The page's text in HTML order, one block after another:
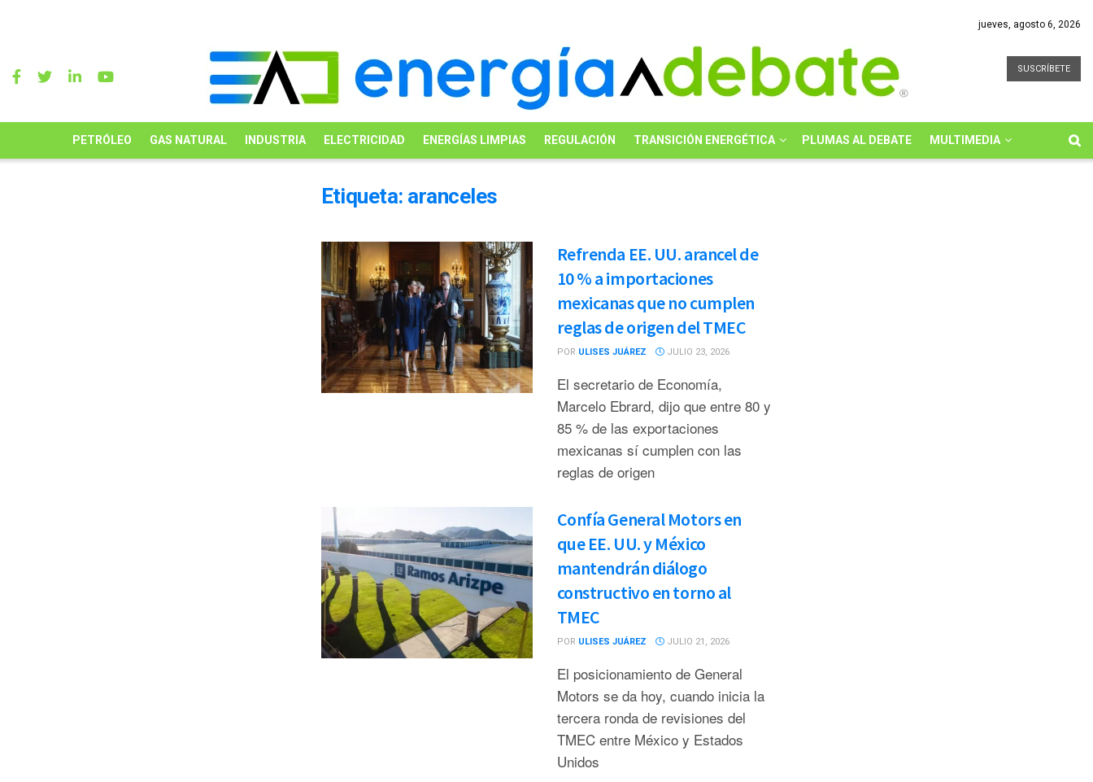
jueves, agosto 6, 2026
SUSCRÍBETE
PETRÓLEO GAS NATURAL INDUSTRIA ELECTRICIDAD ENERGÍAS LIMPIAS REGULACIÓN TRANSICIÓN ENERGÉTICA PLUMAS AL DEBATE MULTIMEDIA
Etiqueta: aranceles
Refrenda EE. UU. arancel de
10 % a importaciones
mexicanas que no cumplen
reglas de origen del TMEC
POR ULISES JUÁREZ JULIO 23, 2026
El secretario de Economía,
Marcelo Ebrard, dijo que entre 80 y
85 % de las exportaciones
mexicanas sí cumplen con las
reglas de origen
Confía General Motors en
que EE. UU. y México
mantendrán diálogo
constructivo en torno al
TMEC
POR ULISES JUÁREZ JULIO 21, 2026
El posicionamiento de General
Motors se da hoy, cuando inicia la
tercera ronda de revisiones del
TMEC entre México y Estados
Unidos